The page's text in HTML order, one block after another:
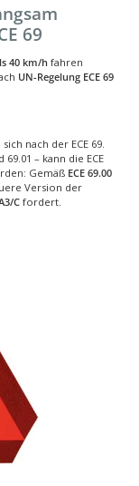
69
40 km/hfahren
UN-Regelung ECE 69
nach der ECE 69.
– kann die ECE
Gemäß ECE 69.00
Version der
C fordert.